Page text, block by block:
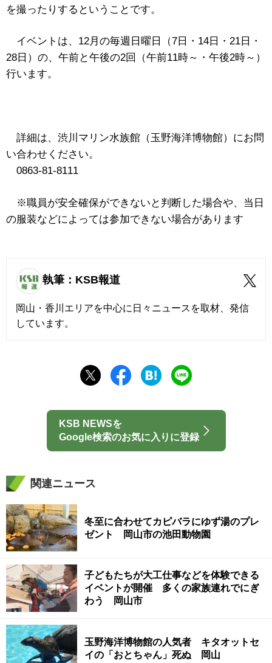
を撮ったりするということです。
イベントは、12月の毎週日曜日（7日・14日・21日・
28日）の、午前と午後の2回（午前11時～・午後2時～）
行います。
詳細は、渋川マリン水族館（玉野海洋博物館）にお問
い合わせください。
0863-81-8111
※職員が安全確保ができないと判断した場合や、当日
の服装などによっては参加できない場合があります
執筆：KSB報道
岡山・香川エリアを中心に日々ニュースを取材、発信
しています。
KSB NEWSを
Google検索のお気に入りに登録
関連ニュース
冬至に合わせてカピバラにゆず湯のプレ
ゼント 岡山市の池田動物園
子どもたちが大工仕事などを体験できる
イベントが開催 多くの家族連れでにぎ
わう 岡山市
玉野海洋博物館の人気者 キタオットセ
イの「おとちゃん」死ぬ 岡山